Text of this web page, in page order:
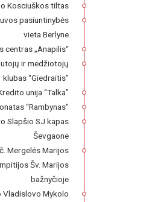
Kosciuškos tiltas
pasiuntinybės
vieta Berlyne
centras „Anapilis“
ir medžiotojų
klubas “Giedraitis”
unija “Talka”
“Rambynas"
Slapšio SJ kapas
Ševgaone
Mergelės Marijos
Šv. Marijos
bažnyčioje
Vladislovo Mykolo